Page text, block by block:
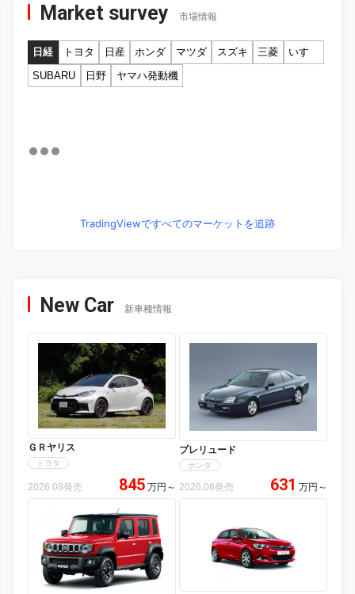
Market survey 市場情報
日経 トヨタ 日産 ホンダ マツダ スズキ 三菱
いすゞ
SUBARU
日野 ヤマハ発動機
TradingViewですべてのマーケットを追跡
New Car 新車種情報
ＧＲヤリス
トヨタ
2026.08発売 845 万円 ～
プレリュード
ホンダ
2026.08発売 631 万円 ～